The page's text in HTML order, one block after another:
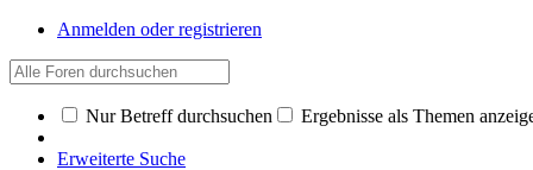
Anmelden oder registrieren
Nur Betreff durchsuchen Ergebnisse als Themen
Erweiterte Suche